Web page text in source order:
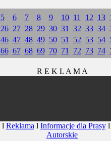
5 6 7 8 9 10 11 12 13
26 27 28 29 30 31 32 33 34
46 47 48 49 50 51 52 53 54
66 67 68 69 70 71 72 73 74
R E K L A M A
l Reklama l Informacje dla Prasyl
Autorskie